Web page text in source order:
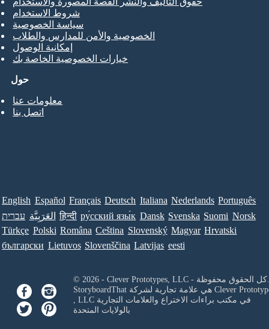
حول
معلومات عنا
اتصل بنا
شروط الاستخدام
سياسة الخصوصية
الخصوصية والأمن للمدارس والطلاب
إمكانية الوصول
خيارات الخصوصية الخاصة بك
English Español Français Deutsch Italiana Nederlands Português
עברית العَرَبِيَّة हिन्दी ру́сский язы́к Dansk Svenska Suomi Norsk
Türkçe Polski Româna Ceština Slovenský Magyar Hrvatski
български Lietuvos Slovenščina Latvijas eesti
© 2026 - Clever Prototypes, LLC - كل الحقوق محفوظة.
StoryboardThat هي علامة تجارية لشركة Clever
, LLCفي مكتب براءات الاختراع والعلامات التجارية
بالولايات المتحدة